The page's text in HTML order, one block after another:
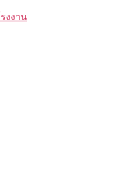
งงาน